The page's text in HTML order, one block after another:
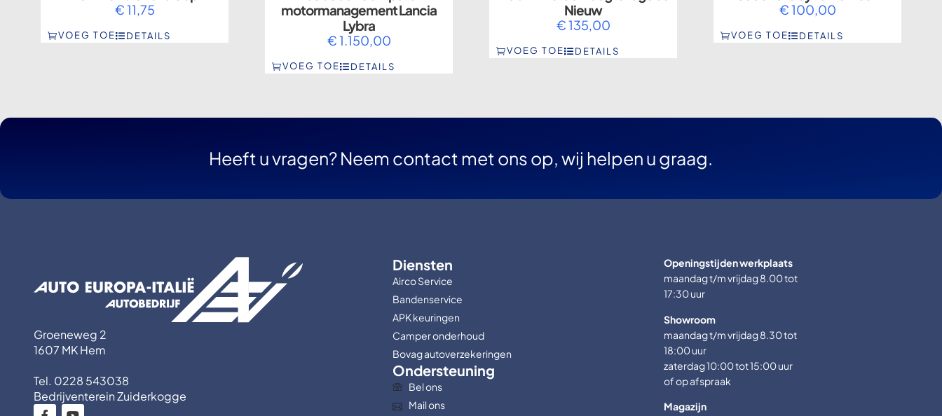
€11,75
VOEG TOE DETAILS
motormanagement Lancia
Lybra
€1.150,00
VOEG TOE DETAILS
Nieuw
€135,00
VOEG TOE DETAILS
€100,00
VOEG TOE DETAILS
Heeft u vragen? Neem contact met ons op, wij helpen u graag.
Groeneweg 2
1607 MK Hem
Tel. 0228 543038
Bedrijventerein Zuiderkogge
Diensten
Airco Service
Bandenservice
APK keuringen
Camper onderhoud
Bovag autoverzekeringen
Ondersteuning
Bel ons
Mail ons
Openingstijden werkplaats
maandag t/m vrijdag 8.00 tot
17:30 uur
Showroom
maandag t/m vrijdag 8.30 tot
18:00 uur
zaterdag 10:00 tot 15:00 uur
of op afspraak
Magazijn